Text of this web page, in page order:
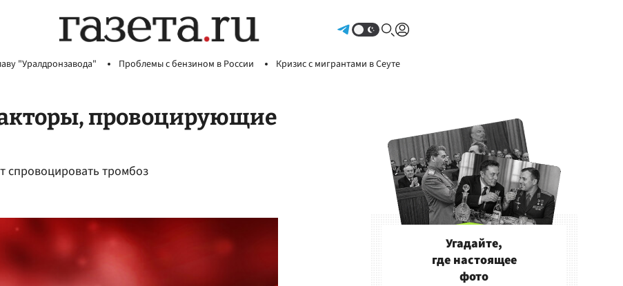
"Уралдронзавода" Проблемы с бензином в России Кризис с мигрантами в Сеуте
провоцирующие
спровоцировать тромбоз
Угадайте,
где настоящее
фото